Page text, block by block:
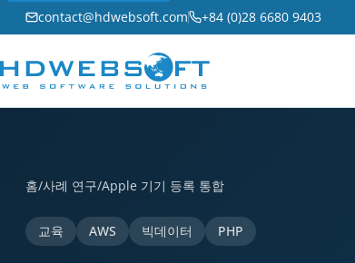
contact@hdwebsoft.com +84 (0)28 6680 9403
홈/사례 연구/Apple 기기 등록 통합
교육 AWS 빅데이터 PHP